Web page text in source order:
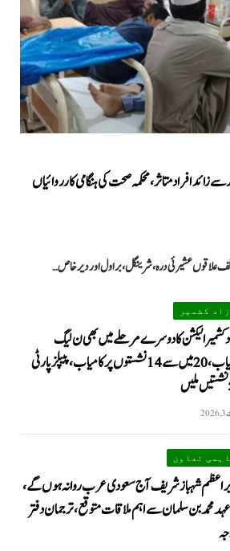
میں ہیضے کی وباء، 3 ہزار سے زائد افراد متاثر، محکمہ صحت کی ہنگامی کارروائیاں
علاقوں عشیرئی درہ، شرینگل، براول اور دیر خاص…
کشمیر
کشمیر الیکشن کا دوسرے مرحلے میں بھی ن لیگ
کامیاب، 20 میں سے 14 نشستوں پر کامیاب، پیپلزپارٹی
تعاون
شہباز شریف آج سعودی عرب روانہ ہوں گے،
محمد بن سلمان سے اہم ملاقات متوقع، ترجمان دفتر